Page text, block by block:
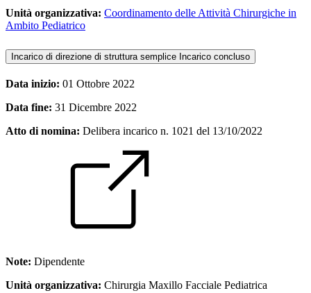
Unità organizzativa: Coordinamento delle Attività Chirurgiche in
Ambito Pediatrico
Incarico di direzione di struttura semplice Incarico concluso
Data inizio: 01 Ottobre 2022
Data fine: 31 Dicembre 2022
Atto di nomina: Delibera incarico n. 1021 del 13/10/2022
Note: Dipendente
Unità organizzativa: Chirurgia Maxillo Facciale Pediatrica